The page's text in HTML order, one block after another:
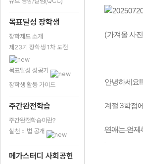
목표달성 장학생
장학제도 소개
제23기 장학생 1차 도전
목표달성 성공기
장학생 활동 가이드
주간완전학습
주간완전학습이란?
실천 비법 공개
메가스터디 사회공헌
(가져올 사
안녕하세요
계절 3학점
연애는 언제